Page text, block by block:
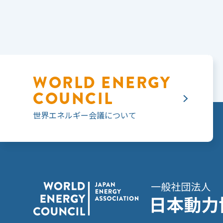
WORLD ENERGY
COUNCIL
世界エネルギー会議について